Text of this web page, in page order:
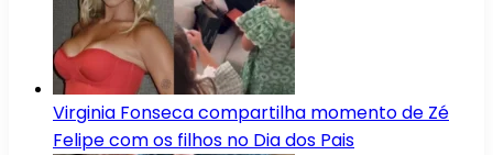
Virginia Fonseca compartilha momento de Zé
Felipe com os filhos no Dia dos Pais